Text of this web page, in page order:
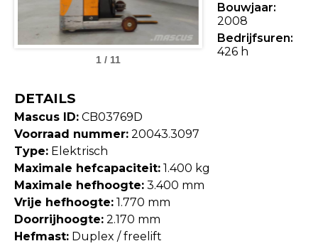
1 / 11
Bouwjaar:
2008
Bedrijfsuren:
426 h
DETAILS
Mascus ID: CB03769D
Voorraad nummer: 20043.3097
Type: Elektrisch
Maximale hefcapaciteit: 1.400 kg
Maximale hefhoogte: 3.400 mm
Vrije hefhoogte: 1.770 mm
Doorrijhoogte: 2.170 mm
Hefmast: Duplex / freelift